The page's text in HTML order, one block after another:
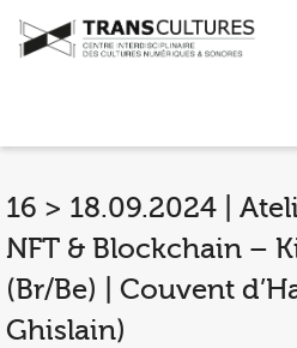
16 > 18.09.2024 |
NFT & Blockchain –
(Br/Be) | Couvent
Ghislain)